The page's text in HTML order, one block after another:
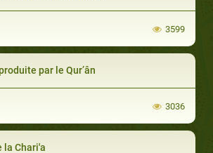
3599
par le Qur’ân
3036
la Chari'a